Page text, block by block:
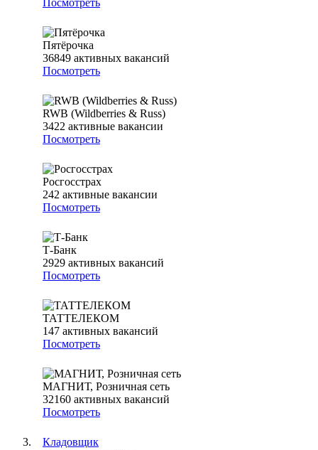
Посмотреть
Пятёрочка
36849 активных вакансий
Посмотреть
RWB (Wildberries & Russ)
3422 активные вакансии
Посмотреть
Росгосстрах
242 активные вакансии
Посмотреть
Т-Банк
2929 активных вакансий
Посмотреть
ТАТТЕЛЕКОМ
147 активных вакансий
Посмотреть
МАГНИТ, Розничная сеть
32160 активных вакансий
Посмотреть
Кладовщик